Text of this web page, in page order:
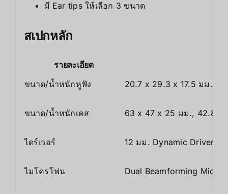
มี Ear tips ให้เลือก 3 ขนาด
สเปกหลัก
รายละเอียด
ขนาด/น้ำหนักหูฟัง
20.7 x 29.3 x 17.5 มม.,
ขนาด/น้ำหนักเคส 63 x 47 x 25 มม., 42.8 ก
ไดร์เวอร์ 12 มม. Dynamic Driver พ
ไมโครโฟน Dual Beamforming